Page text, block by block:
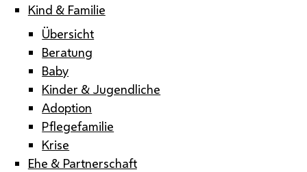
Kind & Familie
Übersicht
Beratung
Baby
Kinder & Jugendliche
Adoption
Pflegefamilie
Krise
Ehe & Partnerschaft